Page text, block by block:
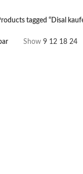
tagged “Disal
Show 9 12 18 24